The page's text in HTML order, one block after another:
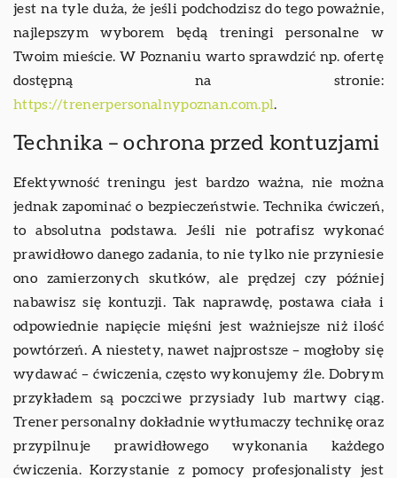
jest na tyle duża, że jeśli podchodzisz do tego poważnie,
najlepszym wyborem będą treningi personalne w
Twoim mieście. W Poznaniu warto sprawdzić np. ofertę
dostępną na stronie:
https://trenerpersonalnypoznan.com.pl.
Technika – ochrona przed kontuzjami
Efektywność treningu jest bardzo ważna, nie można
jednak zapominać o bezpieczeństwie. Technika ćwiczeń,
to absolutna podstawa. Jeśli nie potrafisz wykonać
prawidłowo danego zadania, to nie tylko nie przyniesie
ono zamierzonych skutków, ale prędzej czy później
nabawisz się kontuzji. Tak naprawdę, postawa ciała i
odpowiednie napięcie mięśni jest ważniejsze niż ilość
powtórzeń. A niestety, nawet najprostsze – mogłoby się
wydawać – ćwiczenia, często wykonujemy źle. Dobrym
przykładem są poczciwe przysiady lub martwy ciąg.
Trener personalny dokładnie wytłumaczy technikę oraz
przypilnuje prawidłowego wykonania każdego
ćwiczenia. Korzystanie z pomocy profesjonalisty jest